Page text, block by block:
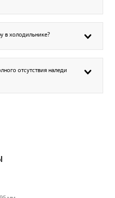
в холодильнике?
отсутствия наледи